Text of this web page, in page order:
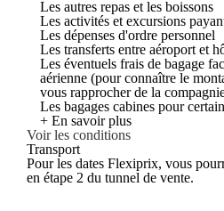
Les autres repas et les boissons
Les activités et excursions
Les dépenses d'ordre personnel
Les transferts entre aéroport et
Les éventuels frais de bagage
aérienne (pour connaître le
vous rapprocher de la
Les bagages cabines pour
+ En savoir plus
Voir les conditions
Transport
Pour les dates Flexiprix, vous
en étape 2 du tunnel de vente.